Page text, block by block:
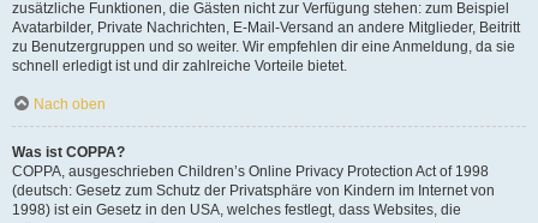
zusätzliche Funktionen, die Gästen nicht zur Verfügung stehen: zum Beispiel
Avatarbilder, Private Nachrichten, E-Mail-Versand an andere Mitglieder, Beitritt
zu Benutzergruppen und so weiter. Wir empfehlen dir eine Anmeldung, da sie
schnell erledigt ist und dir zahlreiche Vorteile bietet.
Nach oben
Was ist COPPA?
COPPA, ausgeschrieben Children’s Online Privacy Protection Act of 1998
(deutsch: Gesetz zum Schutz der Privatsphäre von Kindern im Internet von
1998) ist ein Gesetz in den USA, welches festlegt, dass Websites, die